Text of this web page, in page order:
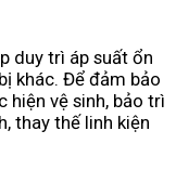
duy trì áp suất ổn
khác. Để đảm bảo
hiện vệ sinh, bảo trì
thay thế linh kiện